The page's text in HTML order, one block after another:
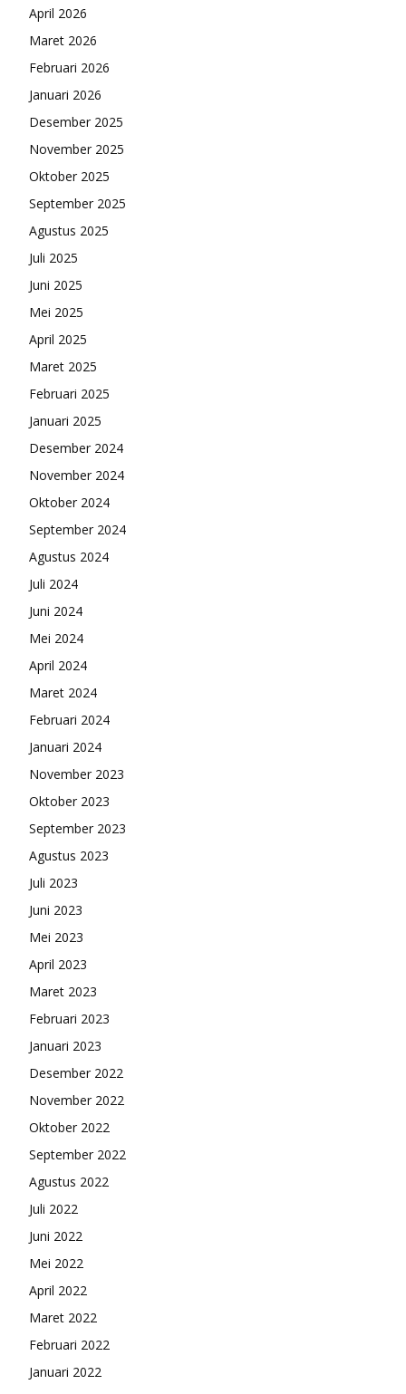
April 2026
Maret 2026
Februari 2026
Januari 2026
Desember 2025
November 2025
Oktober 2025
September 2025
Agustus 2025
Juli 2025
Juni 2025
Mei 2025
April 2025
Maret 2025
Februari 2025
Januari 2025
Desember 2024
November 2024
Oktober 2024
September 2024
Agustus 2024
Juli 2024
Juni 2024
Mei 2024
April 2024
Maret 2024
Februari 2024
Januari 2024
November 2023
Oktober 2023
September 2023
Agustus 2023
Juli 2023
Juni 2023
Mei 2023
April 2023
Maret 2023
Februari 2023
Januari 2023
Desember 2022
November 2022
Oktober 2022
September 2022
Agustus 2022
Juli 2022
Juni 2022
Mei 2022
April 2022
Maret 2022
Februari 2022
Januari 2022